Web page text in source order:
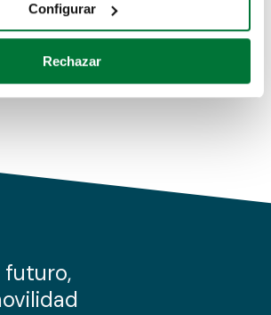
dispositivo analizándolo activamente
específicas (huellas
sobre cómo se procesan sus
el uso que haga del sitio web con
de redes sociales, publicidad y análisis
Configurar
Rechazar
futuro,